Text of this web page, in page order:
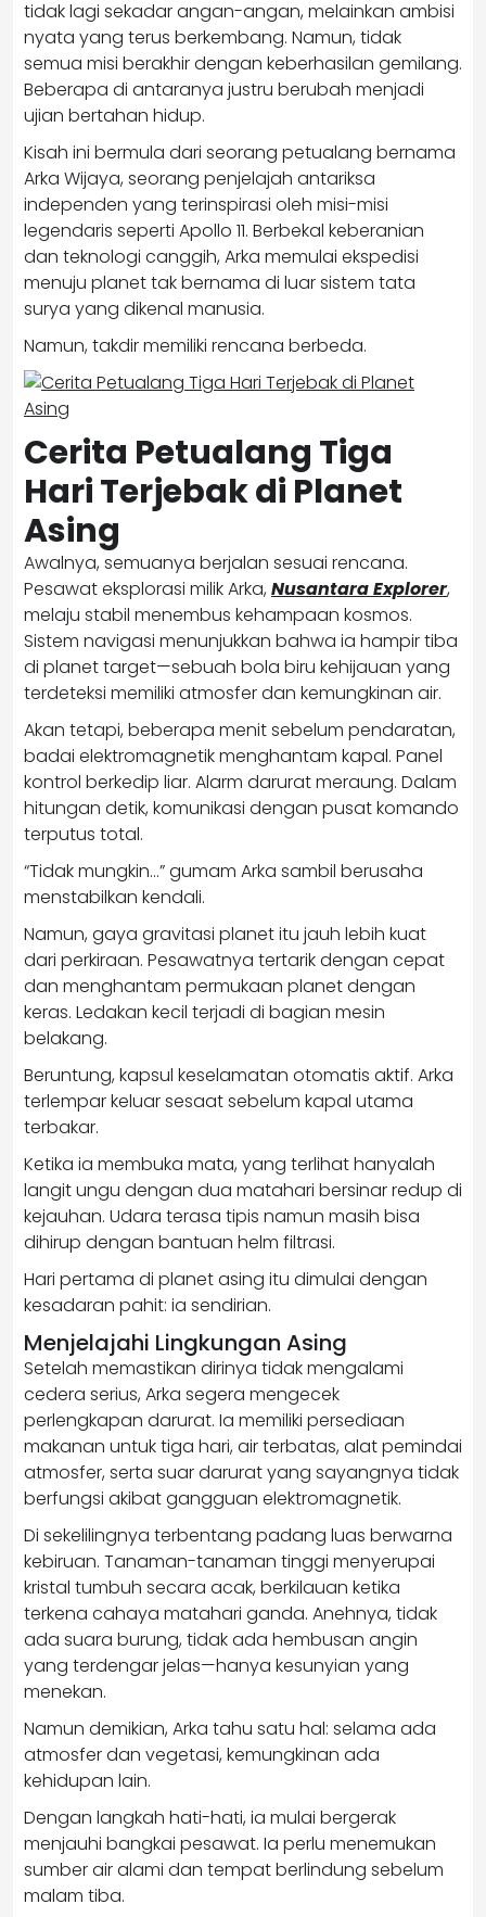
tidak lagi sekadar angan-angan, melainkan ambisi
nyata yang terus berkembang. Namun, tidak
semua misi berakhir dengan keberhasilan gemilang.
Beberapa di antaranya justru berubah menjadi
ujian bertahan hidup.
Kisah ini bermula dari seorang petualang bernama
Arka Wijaya, seorang penjelajah antariksa
independen yang terinspirasi oleh misi-misi
legendaris seperti Apollo 11. Berbekal keberanian
dan teknologi canggih, Arka memulai ekspedisi
menuju planet tak bernama di luar sistem tata
surya yang dikenal manusia.
Namun, takdir memiliki rencana berbeda.
Cerita Petualang Tiga
Hari Terjebak di Planet
Asing
Awalnya, semuanya berjalan sesuai rencana.
Pesawat eksplorasi milik Arka, Nusantara Explorer,
melaju stabil menembus kehampaan kosmos.
Sistem navigasi menunjukkan bahwa ia hampir tiba
di planet target—sebuah bola biru kehijauan yang
terdeteksi memiliki atmosfer dan kemungkinan air.
Akan tetapi, beberapa menit sebelum pendaratan,
badai elektromagnetik menghantam kapal. Panel
kontrol berkedip liar. Alarm darurat meraung. Dalam
hitungan detik, komunikasi dengan pusat komando
terputus total.
“Tidak mungkin…” gumam Arka sambil berusaha
menstabilkan kendali.
Namun, gaya gravitasi planet itu jauh lebih kuat
dari perkiraan. Pesawatnya tertarik dengan cepat
dan menghantam permukaan planet dengan
keras. Ledakan kecil terjadi di bagian mesin
belakang.
Beruntung, kapsul keselamatan otomatis aktif. Arka
terlempar keluar sesaat sebelum kapal utama
terbakar.
Ketika ia membuka mata, yang terlihat hanyalah
langit ungu dengan dua matahari bersinar redup di
kejauhan. Udara terasa tipis namun masih bisa
dihirup dengan bantuan helm filtrasi.
Hari pertama di planet asing itu dimulai dengan
kesadaran pahit: ia sendirian.
Menjelajahi Lingkungan Asing
Setelah memastikan dirinya tidak mengalami
cedera serius, Arka segera mengecek
perlengkapan darurat. Ia memiliki persediaan
makanan untuk tiga hari, air terbatas, alat pemindai
atmosfer, serta suar darurat yang sayangnya tidak
berfungsi akibat gangguan elektromagnetik.
Di sekelilingnya terbentang padang luas berwarna
kebiruan. Tanaman-tanaman tinggi menyerupai
kristal tumbuh secara acak, berkilauan ketika
terkena cahaya matahari ganda. Anehnya, tidak
ada suara burung, tidak ada hembusan angin
yang terdengar jelas—hanya kesunyian yang
menekan.
Namun demikian, Arka tahu satu hal: selama ada
atmosfer dan vegetasi, kemungkinan ada
kehidupan lain.
Dengan langkah hati-hati, ia mulai bergerak
menjauhi bangkai pesawat. Ia perlu menemukan
sumber air alami dan tempat berlindung sebelum
malam tiba.